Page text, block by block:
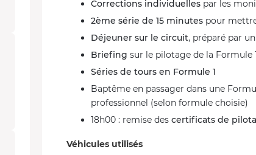
Corrections individuelles par les
2ème série de 15 minutes pour
Déjeuner sur le circuit, préparé par
Briefing sur le pilotage de la Formule
Séries de tours en Formule 1
Baptême en passager dans une
professionnel (selon formule choisie)
18h00 : remise des certificats de
Véhicules utilisés